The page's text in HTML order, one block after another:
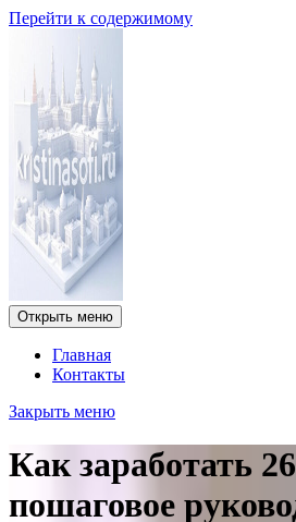
Перейти к содержимому
Открыть меню
Главная
Контакты
Закрыть меню
Как заработать
пошаговое